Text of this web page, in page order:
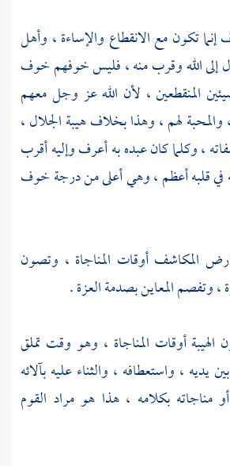
تكون مع الانقطاع والإساءة ، وأهل
الله وقرب منه ، فليس خوفهم خوف
المنقطعين ، لأن الله عز وجل معهم
لهم ، وهذا بخلاف هيبة الجلال ،
، وكلما كان عبده به أعرف وإليه أقرب
في قلبه أعظم ، وهي أعلى من درجة خوف
المكاشف أوقات المناجاة ، وتصون
، وتفصم المعاين بصدمة العزة .
الهيبة أوقات المناجاة ، وهو وقت تملق
يديه ، واستعطافه ، والثناء عليه بآلائه
مناجاته بكلامه ، هذا هو مراد القوم